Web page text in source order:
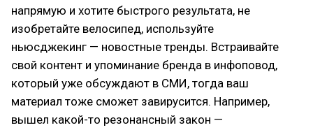
напрямую и хотите быстрого результата, не
изобретайте велосипед, используйте
ньюсджекинг — новостные тренды. Встраивайте
свой контент и упоминание бренда в инфоповод,
который уже обсуждают в СМИ, тогда ваш
материал тоже сможет завирусится. Например,
вышел какой-то резонансный закон —